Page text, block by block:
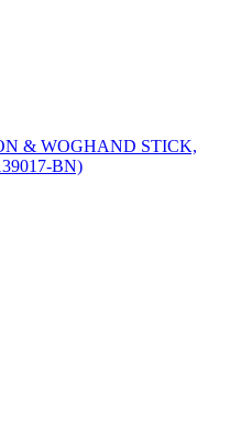
& WOGHAND STICK,
BN)